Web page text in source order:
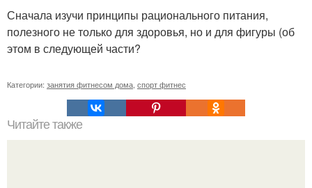
Сначала изучи принципы рационального питания,
полезного не только для здоровья, но и для фигуры (об
этом в следующей части?
Категории: занятия фитнесом дома спорт фитнес
Читайте также